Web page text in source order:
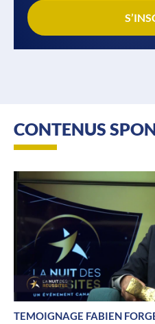
CONTENUS
TEMOIGNAGE FABIEN